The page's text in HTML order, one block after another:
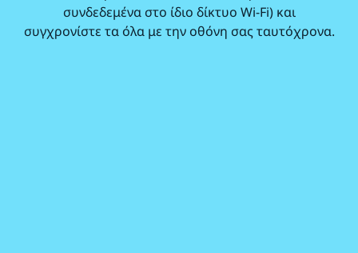
συνδεδεμένα στο ίδιο δίκτυο Wi-Fi) και
συγχρονίστε τα όλα με την οθόνη σας ταυτόχρονα.